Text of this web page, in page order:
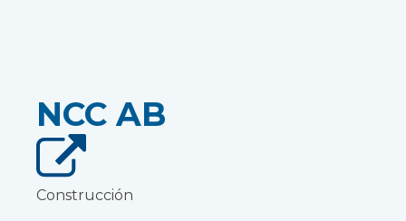
NCC AB
Construcción